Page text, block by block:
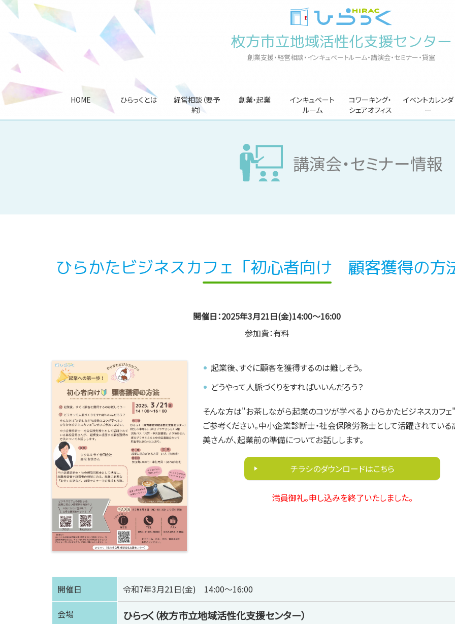
枚方市立地域活性化支援センター
創業支援・経営相談・インキュベートルーム・講演会・セミナー・貸室
HOME ひらっくとは
経営相談（要予
約）
創業・起業
インキュベート
ルーム
コワーキング・
シェアオフィス
イベントカレンダ
ー
講演会・セミナー情報
ひらかたビジネスカフェ「初心者向け 顧客獲得の方
開催日：2025年3月21日(金)14:00～16:00
参加費：有料
起業後、すぐに顧客を獲得するのは難しそう。
どうやって人脈づくりをすればいいんだろう？
そんな方は"お茶しながら起業のコツが学べる♪ひらかたビジネスカフ
ご参考ください。中小企業診断士・社会保険労務士として活躍されてい
美さんが、起業前の準備についてお話しします。
チラシのダウンロードはこちら
満員御礼。申し込みを終了いたしました。
開催日 令和7年3月21日(金) 14:00～16:00
会場 ひらっく（枚方市立地域活性化支援センター）